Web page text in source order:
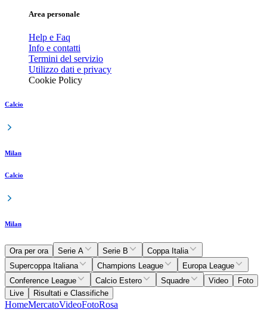
Area personale
Help e Faq
Info e contatti
Termini del servizio
Utilizzo dati e privacy
Cookie Policy
Calcio
Milan
Calcio
Milan
Ora per ora Serie A Serie B
Coppa Italia
Supercoppa Italiana
Champions League
Europa League
Conference League
Calcio Estero Squadre Video
Foto
Live
Risultati e Classifiche
HomeMercatoVideoFotoRosa